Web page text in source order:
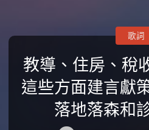
教導、住房、稅
這些方面建言獻
落地落森和
歌詞